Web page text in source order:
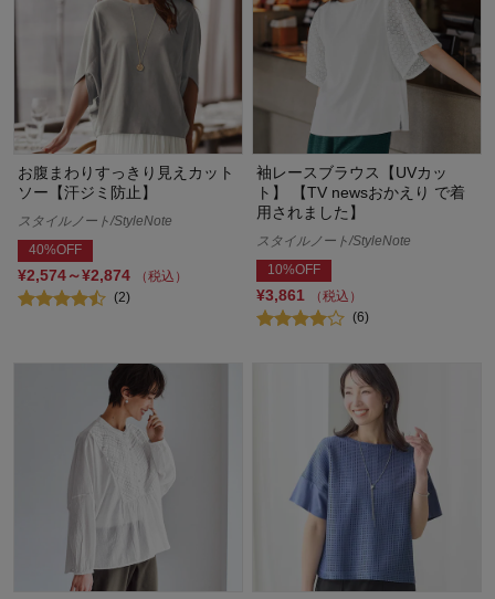
お腹まわりすっきり見えカット
ソー【汗ジミ防止】
スタイルノート/StyleNote
40%OFF
¥2,574～¥2,874
（税込）
(2)
袖レースブラウス【UVカッ
ト】 【TV newsおかえり で着
用されました】
スタイルノート/StyleNote
10%OFF
¥3,861
（税込）
(6)